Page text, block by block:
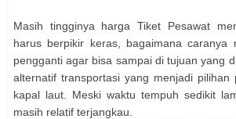
Masih tingginya harga Tiket Pesawat
harus berpikir keras, bagaimana caranya
pengganti agar bisa sampai di tujuan yang
alternatif transportasi yang menjadi pilihan
kapal laut. Meski waktu tempuh sedikit
masih relatif terjangkau.